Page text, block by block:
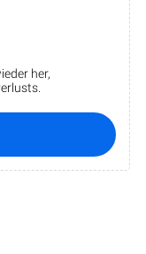
her,